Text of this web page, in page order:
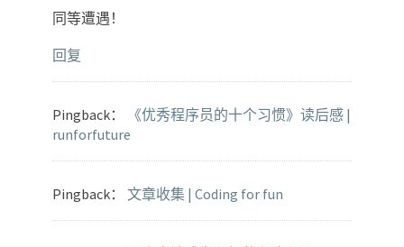
同等遭遇！
回复
Pingback：
《优秀程序员的十个习惯》读后感 |
runforfuture
Pingback： 文章收集 | Coding for fun